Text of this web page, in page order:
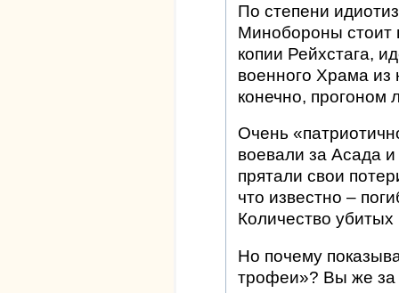
По степени
Минобороны стоит
копии Рейхстага,
военного Храма из
конечно, прогоном
Очень
воевали за Асада
прятали свои
что известно –
Количество
Но почему
трофеи»? Вы же за